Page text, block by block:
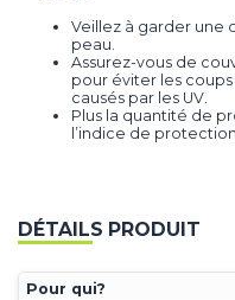
Veillez à garder une
peau.
Assurez-vous de
pour éviter les
causés par les UV.
Plus la quantité de
l’indice de
DÉTAILS PRODUIT
Pour qui?